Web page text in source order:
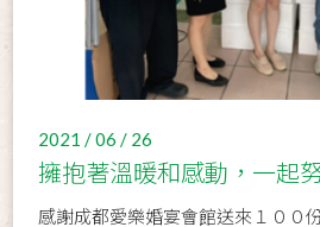
2021 / 06 / 26
擁抱著溫暖和感動，一起
感謝成都愛樂婚宴會館送來１００